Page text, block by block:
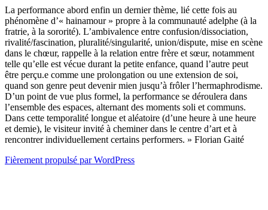
La performance abord enfin un dernier thème, lié cette fois au
phénomène d’« hainamour » propre à la communauté adelphe (à la
fratrie, à la sororité). L’ambivalence entre confusion/dissociation,
rivalité/fascination, pluralité/singularité, union/dispute, mise en scène
dans le chœur, rappelle à la relation entre frère et sœur, notamment
telle qu’elle est vécue durant la petite enfance, quand l’autre peut
être perçu.e comme une prolongation ou une extension de soi,
quand son genre peut devenir mien jusqu’à frôler l’hermaphrodisme.
D’un point de vue plus formel, la performance se déroulera dans
l’ensemble des espaces, alternant des moments soli et communs.
Dans cette temporalité longue et aléatoire (d’une heure à une heure
et demie), le visiteur invité à cheminer dans le centre d’art et à
rencontrer individuellement certains performers. » Florian Gaité
Fièrement propulsé par WordPress